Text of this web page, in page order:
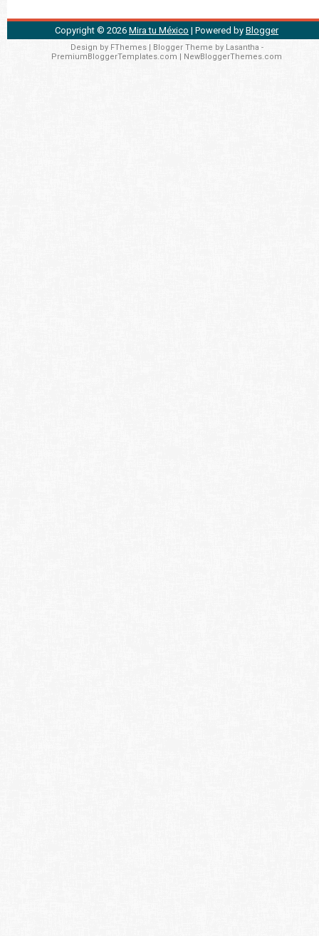
Copyright © 2026 Mira tu México | Powered by Blogger
Design by FThemes| Blogger Theme by Lasantha -
PremiumBloggerTemplates.com
NewBloggerThemes.com